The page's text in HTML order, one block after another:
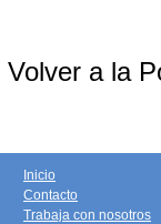
Volver a la
Inicio
Contacto
Trabaja con nosotros